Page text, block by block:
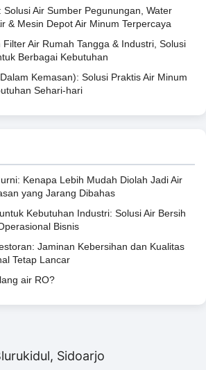
Solusi Air Sumber Pegunungan, Water
& Mesin Depot Air Minum Terpercaya
Air Rumah Tangga & Industri, Solusi
Berbagai Kebutuhan
Kemasan): Solusi Praktis Air Minum
Sehari-hari
Kenapa Lebih Mudah Diolah Jadi Air
yang Jarang Dibahas
Kebutuhan Industri: Solusi Air Bersih
Bisnis
Jaminan Kebersihan dan Kualitas
Tetap Lancar
air RO?
Sidoarjo